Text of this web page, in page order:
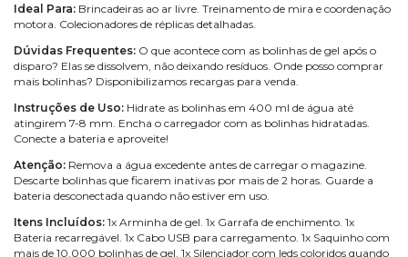
Ideal Para: Brincadeiras ao ar livre. Treinamento de mira e coordenação
motora. Colecionadores de réplicas detalhadas.
Dúvidas Frequentes: O que acontece com as bolinhas de gel após o
disparo? Elas se dissolvem, não deixando resíduos. Onde posso comprar
mais bolinhas? Disponibilizamos recargas para venda.
Instruções de Uso: Hidrate as bolinhas em 400 ml de água até
atingirem 7-8 mm. Encha o carregador com as bolinhas hidratadas.
Conecte a bateria e aproveite!
Atenção: Remova a água excedente antes de carregar o magazine.
Descarte bolinhas que ficarem inativas por mais de 2 horas. Guarde a
bateria desconectada quando não estiver em uso.
Itens Incluídos: 1x Arminha de gel. 1x Garrafa de enchimento. 1x
Bateria recarregável. 1x Cabo USB para carregamento. 1x Saquinho com
mais de 10.000 bolinhas de gel. 1x Silenciador com leds coloridos quando